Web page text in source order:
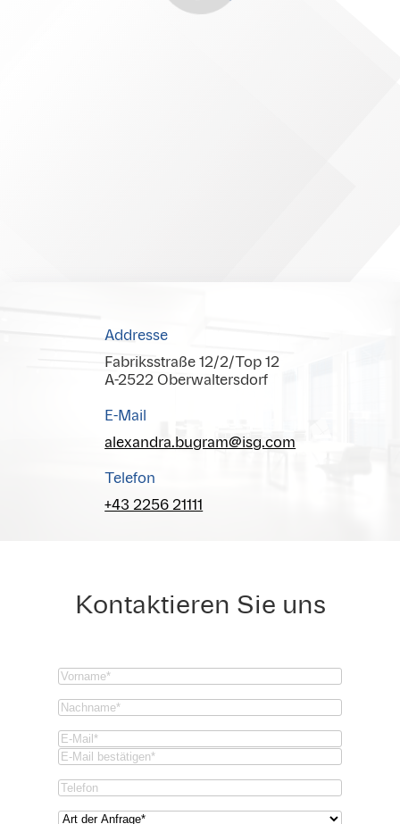
Addresse
Fabriksstraße 12/2/Top 12
A-2522 Oberwaltersdorf
E-Mail
alexandra.bugram@isg.com
Telefon
+43 2256 21111
Kontaktieren Sie uns
Vorname
Nachname
Email(Required)
Email
Email
Phone
Art